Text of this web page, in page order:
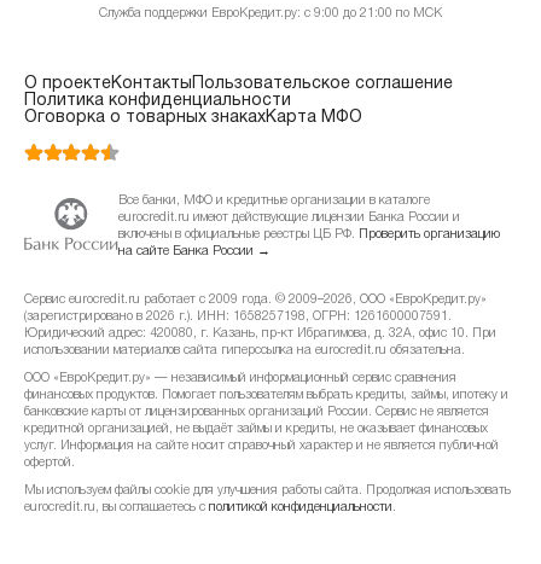
Служба поддержки ЕвроКредит.ру: с 9:00 до 21:00 по МСК
О проектеКонтакты Пользовательское соглашение
Политика конфиденциальности
Оговорка о товарных знакахКарта МФО
Все банки, МФО и кредитные организации в каталоге
eurocredit.ru имеют действующие лицензии Банка России и
включены в официальные реестры ЦБ РФ.
Проверить организацию
на сайте Банка России →
Сервис eurocredit.ru работает с 2009 года. © 2009–2026, ООО «ЕвроКредит.ру»
(зарегистрировано в 2026 г.). ИНН: 1658257198, ОГРН: 1261600007591.
Юридический адрес: 420080, г. Казань, пр-кт Ибрагимова, д. 32А, офис 10. При
использовании материалов сайта гиперссылка на eurocredit.ru обязательна.
ООО «ЕвроКредит.ру» — независимый информационный сервис сравнения
финансовых продуктов. Помогает пользователям выбрать кредиты, займы, ипотеку и
банковские карты от лицензированных организаций России. Сервис не является
кредитной организацией, не выдаёт займы и кредиты, не оказывает финансовых
услуг. Информация на сайте носит справочный характер и не является публичной
офертой.
Мы используем файлы cookie для улучшения работы сайта. Продолжая использовать
eurocredit.ru, вы соглашаетесь с политикой конфиденциальности .